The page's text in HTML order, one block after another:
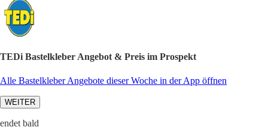
TEDi Bastelkleber Angebot & Preis im Prospekt
Alle Bastelkleber Angebote dieser Woche in der App öffnen
WEITER
endet bald